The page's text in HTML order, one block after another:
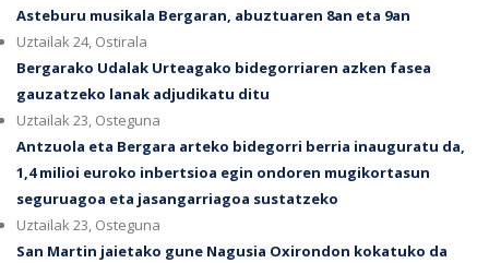
Asteburu musikala Bergaran, abuztuaren 8an eta 9an
Uztailak 24, Ostirala
Bergarako Udalak Urteagako bidegorriaren azken fasea
gauzatzeko lanak adjudikatu ditu
Uztailak 23, Osteguna
Antzuola eta Bergara arteko bidegorri berria inauguratu da,
1,4 milioi euroko inbertsioa egin ondoren mugikortasun
seguruagoa eta jasangarriagoa sustatzeko
Uztailak 23, Osteguna
San Martin jaietako gune Nagusia Oxirondon kokatuko da